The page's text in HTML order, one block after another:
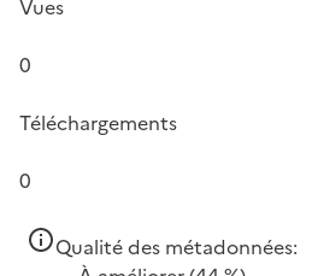
Vues
0
Téléchargements
0
Qualité des métadonnées: